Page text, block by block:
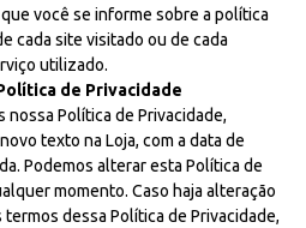
você se informe sobre a política
cada site visitado ou de cada
utilizado.
de Privacidade
nossa Política de Privacidade,
texto na Loja, com a data de
Podemos alterar esta Política de
momento. Caso haja alteração
dessa Política de Privacidade,